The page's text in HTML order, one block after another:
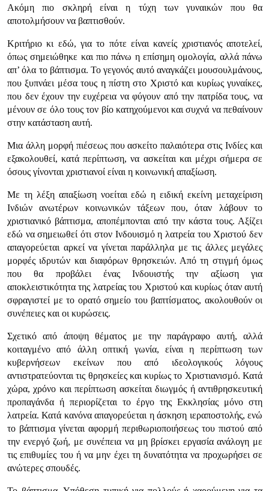
Ακόμη πιο σκληρή είναι η τύχη των γυναικών που θα
αποτολμήσουν να βαπτισθούν.
Κριτήριο κι εδώ, για το πότε είναι κανείς χριστιανός αποτελεί,
όπως σημειώθηκε και πιο πάνω η επίσημη ομολογία, αλλά πάνω
απ’ όλα το βάπτισμα. Το γεγονός αυτό αναγκάζει μουσουλμάνους,
που ξυπνάει μέσα τους η πίστη στο Χριστό και κυρίως γυναίκες,
που δεν έχουν την ευχέρεια να φύγουν από την πατρίδα τους, να
μένουν σε όλο τους τον βίο κατηχούμενοι και συχνά να πεθαίνουν
στην κατάσταση αυτή.
Μια άλλη μορφή πιέσεως που ασκείτο παλαιότερα στις Ινδίες και
εξακολουθεί, κατά περίπτωση, να ασκείται και μέχρι σήμερα σε
όσους γίνονται χριστιανοί είναι η κοινωνική απαξίωση.
Με τη λέξη απαξίωση νοείται εδώ η ειδική εκείνη μεταχείριση
Ινδιών ανωτέρων κοινωνικών τάξεων που, όταν λάβουν το
χριστιανικό βάπτισμα, αποπέμπονται από την κάστα τους. Αξίζει
εδώ να σημειωθεί ότι στον Ινδουισμό η λατρεία του Χριστού δεν
απαγορεύεται αρκεί να γίνεται παράλληλα με τις άλλες μεγάλες
μορφές ιδρυτών και διαφόρων θρησκειών. Από τη στιγμή όμως
που θα προβάλει ένας Ινδουιστής την αξίωση για
αποκλειστικότητα της λατρείας του Χριστού και κυρίως όταν αυτή
σφραγιστεί με το ορατό σημείο του βαπτίσματος, ακολουθούν οι
συνέπειες και οι κυρώσεις.
Σχετικό από άποψη θέματος με την παράγραφο αυτή, αλλά
κοιταγμένο από άλλη οπτική γωνία, είναι η περίπτωση των
κυβερνήσεων εκείνων που από ιδεολογικούς λόγους
αντιστρατεύονται τις θρησκείες και κυρίως το Χριστιανισμό. Κατά
χώρα, χρόνο και περίπτωση ασκείται διωγμός ή αντιθρησκευτική
προπαγάνδα ή περιορίζεται το έργο της Εκκλησίας μόνο στη
λατρεία. Κατά κανόνα απαγορεύεται η άσκηση ιεραποστολής, ενώ
το βάπτισμα γίνεται αφορμή περιθωριοποιήσεως του πιστού από
την ενεργό ζωή, με συνέπεια να μη βρίσκει εργασία ανάλογη με
τις επιθυμίες του ή να μην έχει τη δυνατότητα να προχωρήσει σε
ανώτερες σπουδές.